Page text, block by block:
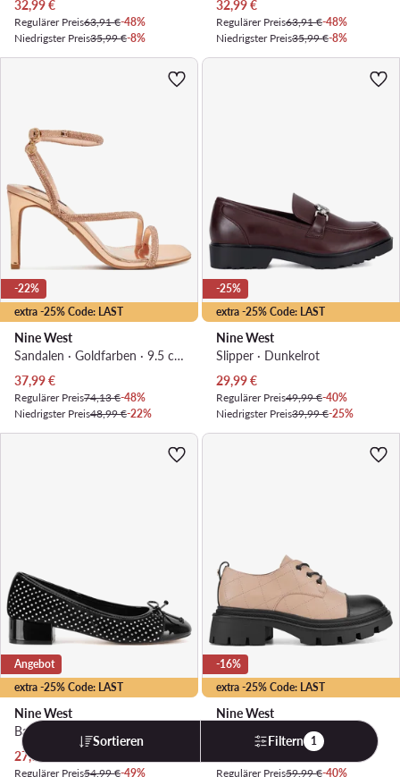
Aktueller Preis
32,99€
Regulärer Preis63,91 €-48%
Niedrigster Preis35,99 €-8%
Aktueller Preis
32,99€
Regulärer Preis63,91 €-48%
Niedrigster Preis35,99 €-8%
extra -25% Code: LAST
-22%
Nine West
Sandalen · Goldfarben · 9.5 cm
Aktueller Preis
37,99€
Regulärer Preis74,13 €-48%
Niedrigster Preis48,99 €-22%
extra -25% Code: LAST
-25%
Nine West
Slipper · Dunkelrot
Aktueller Preis
29,99€
Regulärer Preis49,99 €-40%
Niedrigster Preis39,99 €-25%
extra -25% Code: LAST
Angebot
Nine West
Ballerinas · Schwarz
Aktueller Preis
27,99
Regulärer Preis54,99 €-49%
extra -25% Code: LAST
-16%
Nine West
Regulärer Preis59,99 €-40%
Sortieren Filtern 1